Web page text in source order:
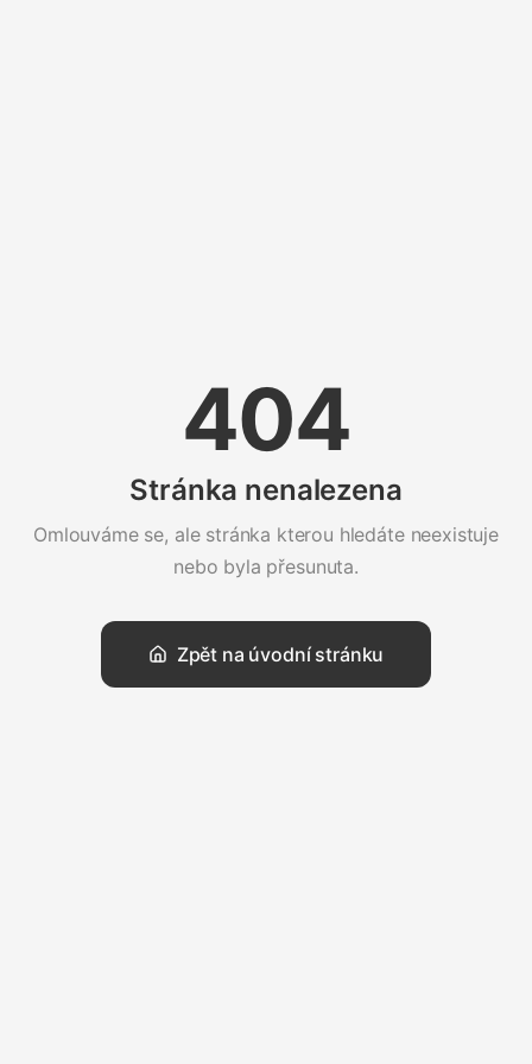
404
Stránka nenalezena
Omlouváme se, ale stránka kterou hledáte neexistuje
nebo byla přesunuta.
Zpět na úvodní stránku